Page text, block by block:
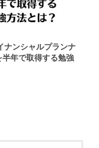
ナンシャルプランナ
半年で取得する勉強